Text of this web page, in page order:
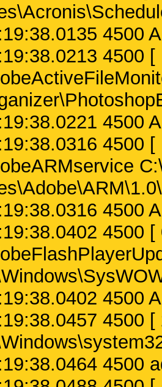
4500
4500
4500
4500
4500
4500
4500
4500
4500